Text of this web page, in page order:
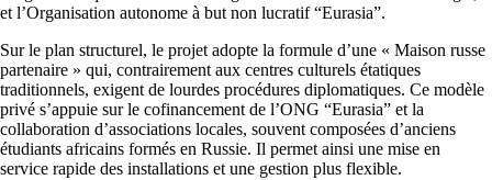
et l’Organisation autonome à but non lucratif “Eurasia”.
Sur le plan structurel, le projet adopte la formule d’une « Maison russe
partenaire » qui, contrairement aux centres culturels étatiques
traditionnels, exigent de lourdes procédures diplomatiques. Ce modèle
privé s’appuie sur le cofinancement de l’ONG “Eurasia” et la
collaboration d’associations locales, souvent composées d’anciens
étudiants africains formés en Russie. Il permet ainsi une mise en
service rapide des installations et une gestion plus flexible.